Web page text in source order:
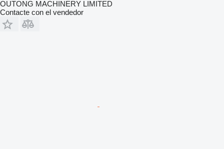
OUTONG MACHINERY LIMITED
Contacte con el vendedor